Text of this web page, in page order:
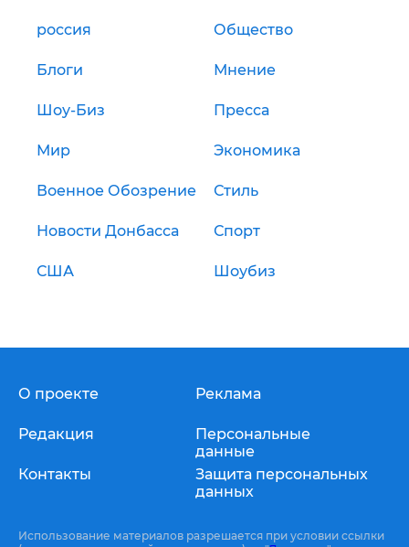
россия Общество
Блоги Мнение
Шоу-Биз Пресса
Мир Экономика
Военное Обозрение Стиль
Новости Донбасса Спорт
США Шоубиз
О проекте
Редакция
Контакты
Реклама
Персональные
данные
Защита персональных
данных
Использование материалов разрешается при условии ссылки